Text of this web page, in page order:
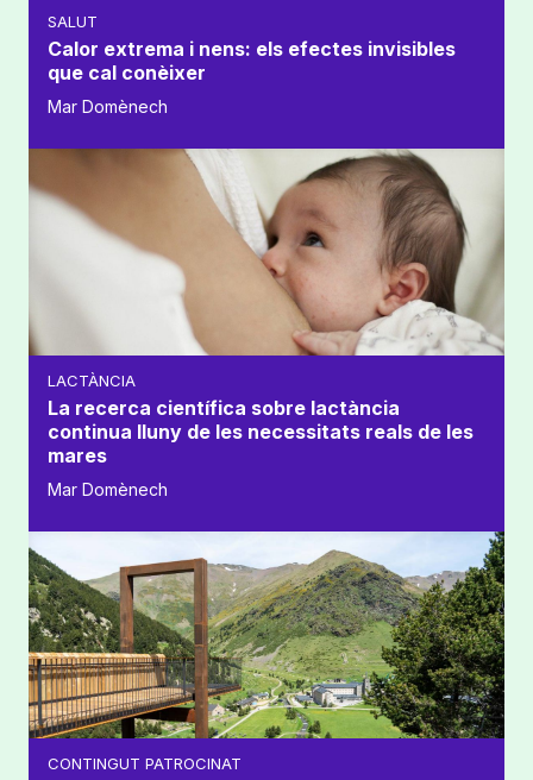
SALUT
Calor extrema i nens: els efectes invisibles
que cal conèixer
Mar Domènech
LACTÀNCIA
La recerca científica sobre lactància
continua lluny de les necessitats reals de les
mares
Mar Domènech
CONTINGUT PATROCINAT